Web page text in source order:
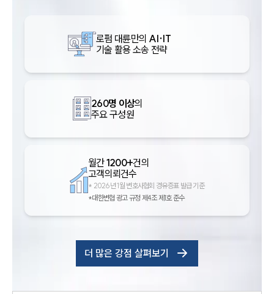
로펌 대륜만의 AI·IT
기술 활용 소송 전략
260명 이상의
주요 구성원
월간1200+건의
고객의뢰건수
* 2026년 1월 변호사협회 경유증표 발급 기준
*대한변협 광고 규정 제4조 제1호 준수
더 많은 강점 살펴보기